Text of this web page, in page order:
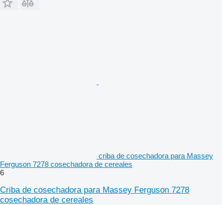
criba de cosechadora para Massey
Ferguson 7278 cosechadora de cereales
6
Criba de cosechadora para Massey Ferguson 7278
cosechadora de cereales